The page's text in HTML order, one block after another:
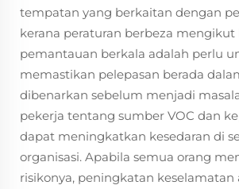
tempatan yang berkaitan dengan
kerana peraturan berbeza mengikut
pemantauan berkala adalah perlu
memastikan pelepasan berada
dibenarkan sebelum menjadi
pekerja tentang sumber VOC dan
dapat meningkatkan kesedaran di
organisasi. Apabila semua orang
risikonya, peningkatan keselamatan